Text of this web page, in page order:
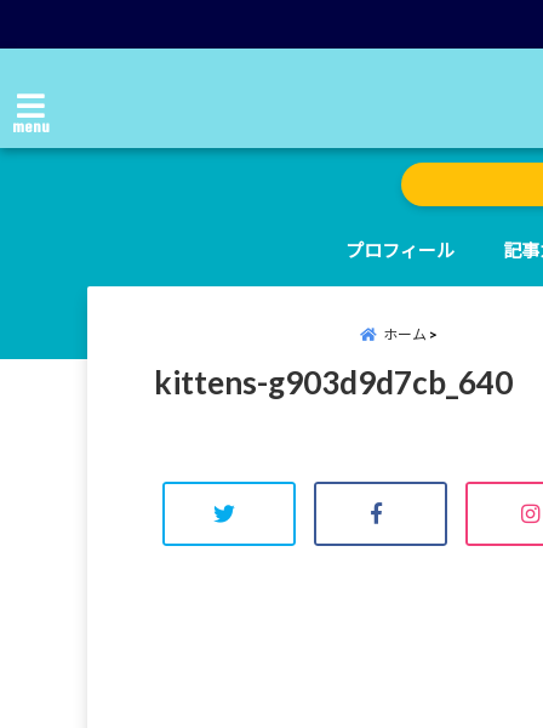
menu
プロフィール 記
ホーム
kittens-g903d9d7cb_640